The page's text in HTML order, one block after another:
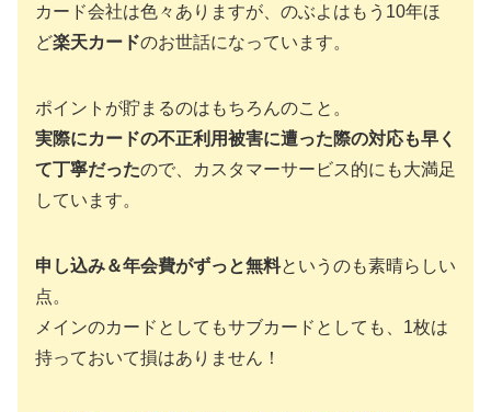
カード会社は色々ありますが、のぶよはもう10年ほ
ど楽天カードのお世話になっています。
ポイントが貯まるのはもちろんのこと。
実際にカードの不正利用被害に遭った際の対応も早く
て丁寧だったので、カスタマーサービス的にも大満足
しています。
申し込み＆年会費がずっと無料というのも素晴らしい
点。
メインのカードとしてもサブカードとしても、1枚は
持っておいて損はありません！